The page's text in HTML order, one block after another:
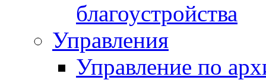
благоустройства
Управления
Управление по